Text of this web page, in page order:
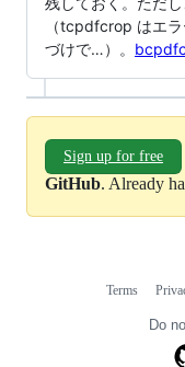
（tcpdfcrop はエ
づけで…）。
Sign up for free
GitHub. Already
Terms
Do